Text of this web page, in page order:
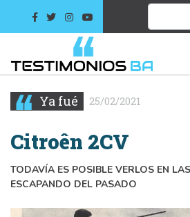
Ya fué 25/02/2021
Citroên 2CV
TODAVÍA ES POSIBLE VERLOS EN
ESCAPANDO DEL PASADO